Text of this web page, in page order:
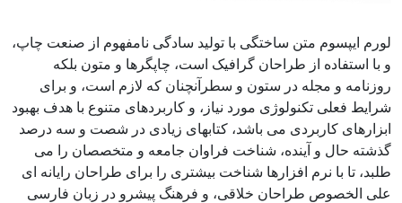
لورم ایپسوم متن ساختگی با تولید سادگی نامفهوم از صنعت چاپ،
و با استفاده از طراحان گرافیک است، چاپگرها و متون بلکه
روزنامه و مجله در ستون و سطرآنچنان که لازم است، و برای
شرایط فعلی تکنولوژی مورد نیاز، و کاربردهای متنوع با هدف بهبود
ابزارهای کاربردی می باشد، کتابهای زیادی در شصت و سه درصد
گذشته حال و آینده، شناخت فراوان جامعه و متخصصان را می
طلبد، تا با نرم افزارها شناخت بیشتری را برای طراحان رایانه ای
علی الخصوص طراحان خلاقی، و فرهنگ پیشرو در زبان فارسی